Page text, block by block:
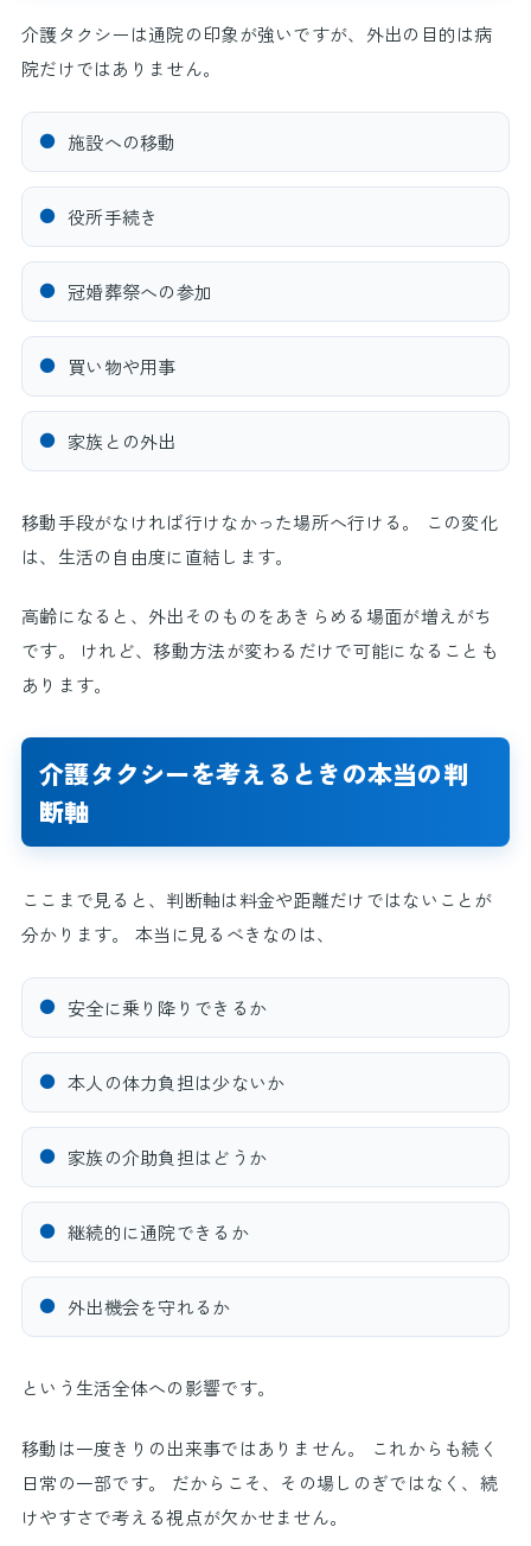
介護タクシーは通院の印象が強いですが、外出の目的は病
院だけではありません。
● 施設への移動
● 役所手続き
● 冠婚葬祭への参加
● 買い物や用事
● 家族との外出
移動手段がなければ行けなかった場所へ行ける。 この変化
は、生活の自由度に直結します。
高齢になると、外出そのものをあきらめる場面が増えがち
です。 けれど、移動方法が変わるだけで可能になることも
あります。
介護タクシーを考えるときの本当の判
断軸
ここまで見ると、判断軸は料金や距離だけではないことが
分かります。 本当に見るべきなのは、
● 安全に乗り降りできるか
● 本人の体力負担は少ないか
● 家族の介助負担はどうか
● 継続的に通院できるか
● 外出機会を守れるか
という生活全体への影響です。
移動は一度きりの出来事ではありません。 これからも続く
日常の一部です。 だからこそ、その場しのぎではなく、続
けやすさで考える視点が欠かせません。